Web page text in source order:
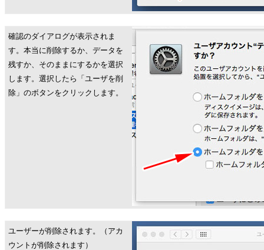
確認のダイアログが表示されま
す。本当に削除するか、データを
残すか、そのままにするかを選択
します。選択したら「ユーザを削
除」のボタンをクリックします。
ユーザーが削除されます。（アカ
ウントが削除されます）